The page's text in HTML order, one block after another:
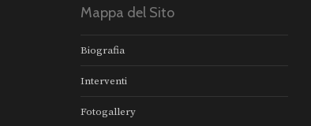
Mappa del Sito
Biografia
Interventi
Fotogallery